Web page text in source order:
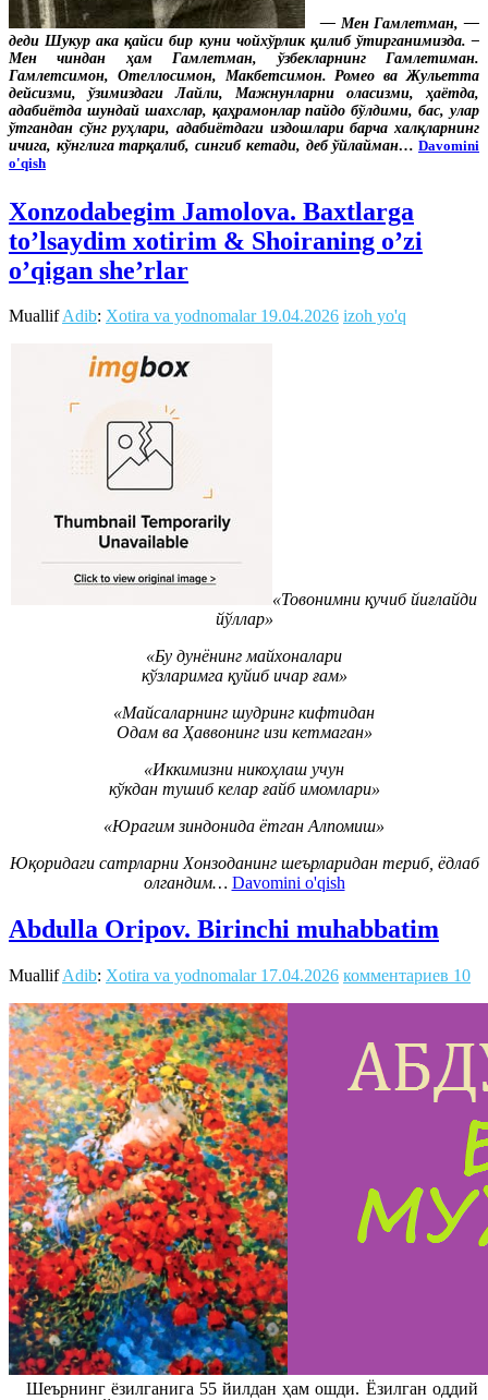
— Мен Гамлетман, —
деди Шукур ака қайси бир куни чойхўрлик қилиб ўтирганимизда. –
Мен чиндан ҳам Гамлетман, ўзбекларнинг Гамлетиман.
Гамлетсимон, Отеллосимон, Макбетсимон. Ромео ва Жульетта
дейсизми, ўзимиздаги Лайли, Мажнунларни оласизми, ҳаётда,
адабиётда шундай шахслар, қаҳрамонлар пайдо бўлдими, бас, улар
ўтгандан сўнг руҳлари, адабиётдаги издошлари барча халқларнинг
ичига, кўнглига тарқалиб, сингиб кетади, деб ўйлайман… Davomini
o'qish
Xonzodabegim Jamolova. Baxtlarga
to’lsaydim xotirim & Shoiraning o’zi
o’qigan she’rlar
MuallifAdib: Xotira va yodnomalar 19.04.2026 izoh yo'q
«Товонимни қучиб йиғлайди
йўллар»
«Бу дунёнинг майхоналари
кўзларимга қуйиб ичар ғам»
«Майсаларнинг шудринг кифтидан
Одам ва Ҳаввонинг изи кетмаган»
«Иккимизни никоҳлаш учун
кўкдан тушиб келар ғайб имомлари»
«Юрагим зиндонида ётган Алпомиш»
Юқоридаги сатрларни Хонзоданинг шеърларидан териб, ёдлаб
олгандим… Davomini o'qish
Abdulla Oripov. Birinchi muhabbatim
MuallifAdib: Xotira va yodnomalar 17.04.2026 комментариев 10
Шеърнинг ëзилганига 55 йилдан ҳам ошди. Ëзилган оддий